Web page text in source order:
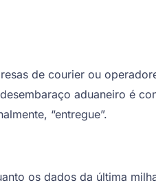
de courier ou
aduaneiro é
“entregue”.
os dados da última